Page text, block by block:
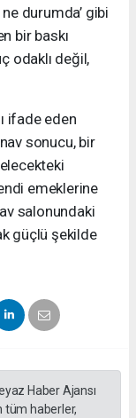
ne durumda’ gibi
bir baskı
odaklı değil,
ifade eden
sonucu, bir
emeklerine
salonundaki
güçlü şekilde
Haber Ajansı
tüm haberler,